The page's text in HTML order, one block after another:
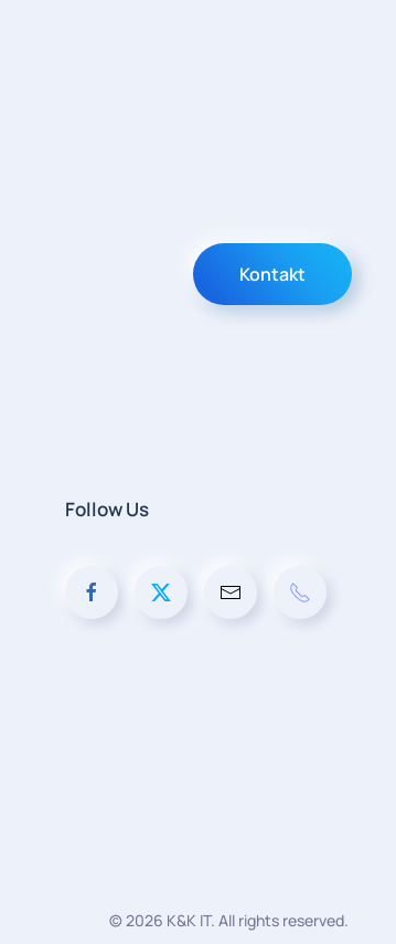
Kontakt
Follow Us
© 2026 K&K IT. All rights reserved.